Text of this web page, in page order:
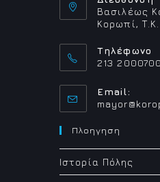
Βασιλέως
Κορωπί, Τ.Κ.
Τηλέφωνο
213 2000700
Email:
Πλοηγηση
Ιστορία Πόλης